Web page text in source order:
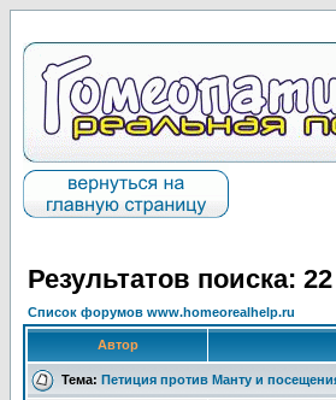
Результатов поиска: 22
Список форумов www.homeorealhelp.ru
Автор
Тема: Петиция против Манту и